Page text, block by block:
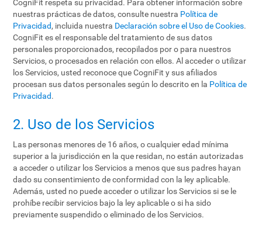
CogniFit respeta su privacidad. Para obtener información sobre
nuestras prácticas de datos, consulte nuestra Política de
Privacidad, incluida nuestra Declaración sobre el Uso de Cookies.
CogniFit es el responsable del tratamiento de sus datos
personales proporcionados, recopilados por o para nuestros
Servicios, o procesados en relación con ellos. Al acceder o utilizar
los Servicios, usted reconoce que CogniFit y sus afiliados
procesan sus datos personales según lo descrito en la Política de
Privacidad.
2. Uso de los Servicios
Las personas menores de 16 años, o cualquier edad mínima
superior a la jurisdicción en la que residan, no están autorizadas
a acceder o utilizar los Servicios a menos que sus padres hayan
dado su consentimiento de conformidad con la ley aplicable.
Además, usted no puede acceder o utilizar los Servicios si se le
prohíbe recibir servicios bajo la ley aplicable o si ha sido
previamente suspendido o eliminado de los Servicios.